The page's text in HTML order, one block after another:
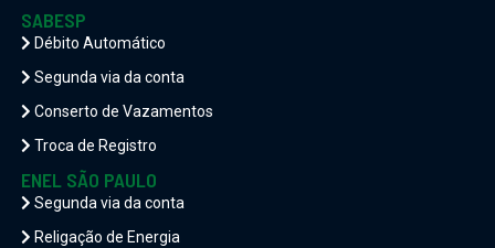
SABESP
Débito Automático
Segunda via da conta
Conserto de Vazamentos
Troca de Registro
ENEL SÃO PAULO
Segunda via da conta
Religação de Energia